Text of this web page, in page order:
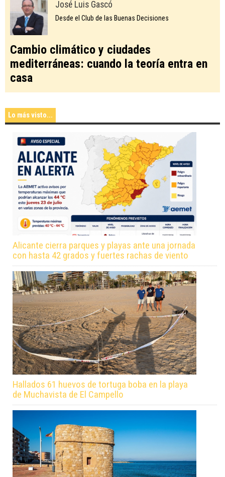
José Luis Gascó
Desde el Club de las Buenas Decisiones
Cambio climático y ciudades
mediterráneas: cuando la teoría entra en
casa
Lo más visto...
Alicante cierra parques y playas ante una jornada
con hasta 42 grados y fuertes rachas de viento
Hallados 61 huevos de tortuga boba en la playa
de Muchavista de El Campello